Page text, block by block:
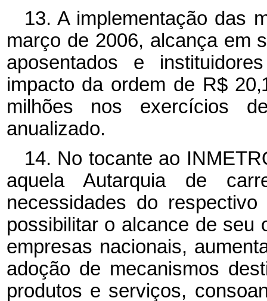
13. A implementação das
março de 2006, alcança em
aposentados e
impacto da ordem de R$
milhões nos exercícios
anualizado.
14. No tocante ao
aquela Autarquia de
necessidades do
possibilitar o alcance de seu
empresas nacionais,
adoção de mecanismos
produtos e serviços,